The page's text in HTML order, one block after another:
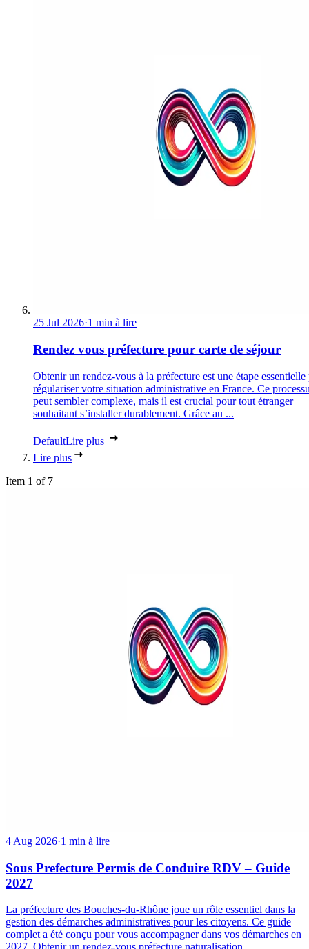
25 Jul 2026·1 min à lire
Rendez vous préfecture pour carte de séjour
Obtenir un rendez-vous à la préfecture est une étape essentielle
régulariser votre situation administrative en France. Ce
peut sembler complexe, mais il est crucial pour tout étranger
souhaitant s’installer durablement. Grâce au ...
DefaultLire plus
Lire plus
Item 1 of 7
4 Aug 2026·1 min à lire
Sous Prefecture Permis de Conduire RDV – Guide
2027
La préfecture des Bouches-du-Rhône joue un rôle essentiel dans la
gestion des démarches administratives pour les citoyens. Ce guide
complet a été conçu pour vous accompagner dans vos démarches en